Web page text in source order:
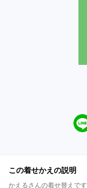
この着せかえの説明
かえるさんの着せ替えです